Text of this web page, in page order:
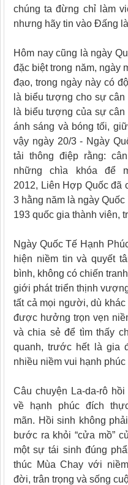
chúng ta đừng chỉ làm
nhưng hãy tin vào Đấng
Hôm nay cũng là ngày
đặc biệt trong năm, ngày
đạo, trong ngày này có
là biểu tượng cho sự cân
là biểu tượng của sự
ánh sáng và bóng tối,
vậy ngày 20/3 - Ngày
tải thông điệp rằng:
những chìa khóa để
2012, Liên Hợp Quốc đã
3 hằng năm là ngày
193 quốc gia thành viên,
Ngày Quốc Tế Hạnh
hiện niềm tin và quyết
bình, không có chiến
giới phát triển thịnh
tất cả mọi người, dù khác
được hưởng trọn vẹn
và chia sẻ để tìm thấy
quanh, trước hết là gia
nhiều niềm vui hạnh
Câu chuyện La-da-rô
về hạnh phúc đích
mãn. Hồi sinh không
bước ra khỏi “cửa mồ”
một sự tái sinh đúng
thúc Mùa Chay với
đời, trân trọng và sống